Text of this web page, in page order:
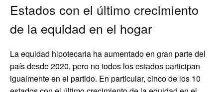
Estados con el último crecimiento
de la equidad en el hogar
La equidad hipotecaria ha aumentado en gran parte del
país desde 2020, pero no todos los estados participan
igualmente en el partido. En particular, cinco de los 10